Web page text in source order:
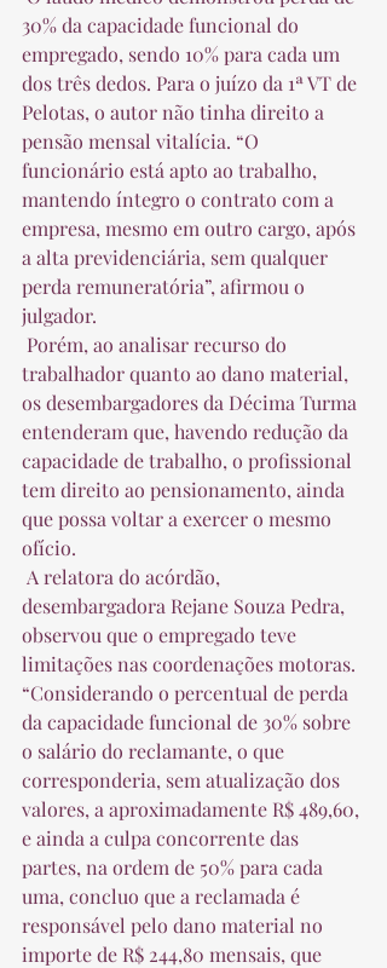
30% da capacidade funcional do
empregado, sendo 10% para cada um
dos três dedos. Para o juízo da 1ª VT de
Pelotas, o autor não tinha direito a
pensão mensal vitalícia. “O
funcionário está apto ao trabalho,
mantendo íntegro o contrato com a
empresa, mesmo em outro cargo, após
a alta previdenciária, sem qualquer
perda remuneratória”, afirmou o
julgador.
trabalhador quanto ao dano material,
os desembargadores da Décima Turma
entenderam que, havendo redução da
capacidade de trabalho, o profissional
tem direito ao pensionamento, ainda
que possa voltar a exercer o mesmo
ofício.
desembargadora Rejane Souza Pedra,
observou que o empregado teve
limitações nas coordenações motoras.
“Considerando o percentual de perda
da capacidade funcional de 30% sobre
o salário do reclamante, o que
corresponderia, sem atualização dos
valores, a aproximadamente R$ 489,60,
e ainda a culpa concorrente das
partes, na ordem de 50% para cada
uma, concluo que a reclamada é
responsável pelo dano material no
importe de R$ 244,80 mensais, que